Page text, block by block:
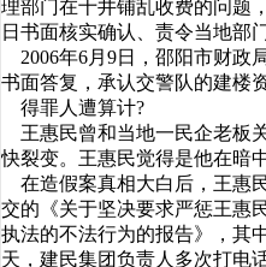
理部门在十井铺乱收费的问题
日书面核实确认、责令当地部
2006年6月9日，邵阳市财政
书面答复，承认交警队的建楼
得罪人遭算计?
王惠民曾和当地一民企老板
快裂变。王惠民觉得是他在暗
在造假案真相大白后，王惠
交的《关于坚决要求严惩王惠
执法的不法行为的报告》，其
天，建民集团负责人多次打电